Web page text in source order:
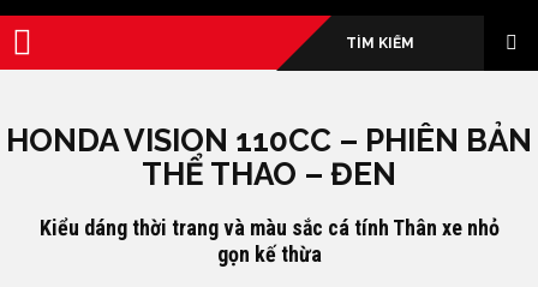
HONDA VISION 110CC – PHIÊN BẢN
THỂ THAO – ĐEN
Kiểu dáng thời trang và màu sắc cá tính Thân xe nhỏ
gọn kế thừa